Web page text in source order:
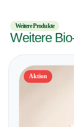
Weitere Produkte
Weitere
Aktion